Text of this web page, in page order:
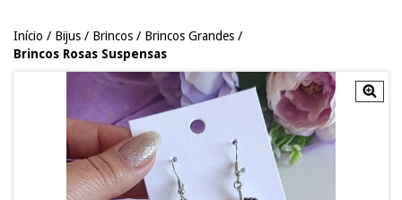
Início / Bijus / Brincos / Brincos Grandes /
Brincos Rosas Suspensas